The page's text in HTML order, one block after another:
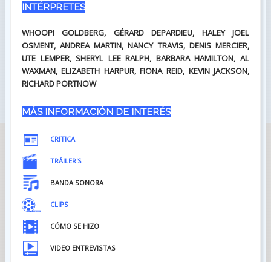
INTÉRPRETES
WHOOPI GOLDBERG, GÉRARD DEPARDIEU, HALEY JOEL
OSMENT, ANDREA MARTIN, NANCY TRAVIS, DENIS MERCIER,
UTE LEMPER, SHERYL LEE RALPH, BARBARA HAMILTON, AL
WAXMAN, ELIZABETH HARPUR, FIONA REID, KEVIN JACKSON,
RICHARD PORTNOW
MÁS INFORMACIÓN DE INTERÉS
CRITICA
TRÁILER'S
BANDA SONORA
CLIPS
CÓMO SE HIZO
VIDEO ENTREVISTAS